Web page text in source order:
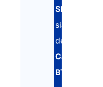
SIPSI
sia
della
Carta
BTP